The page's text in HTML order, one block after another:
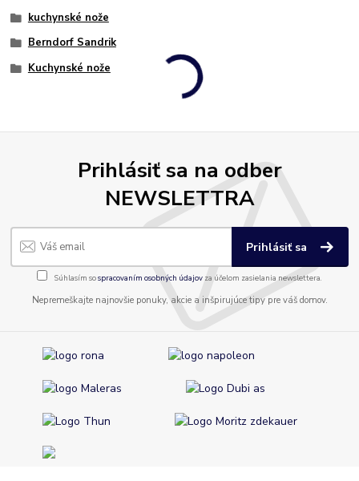
kuchynské nože
Berndorf Sandrik
Kuchynské nože
Prihlásiť sa na odber
NEWSLETTRA
Prihlásiť sa
Súhlasím sospracovaním osobných údajov za účelom zasielania newslettera.
Nepremeškajte najnovšie ponuky, akcie a inšpirujúce tipy pre váš domov.